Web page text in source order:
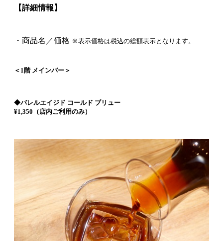
【詳細情報】
・商品名／価格 ※表示価格は税込の総額表示となります。
＜1階 メインバー＞
◆バレルエイジド コールド ブリュー
¥1,350（店内ご利用のみ）